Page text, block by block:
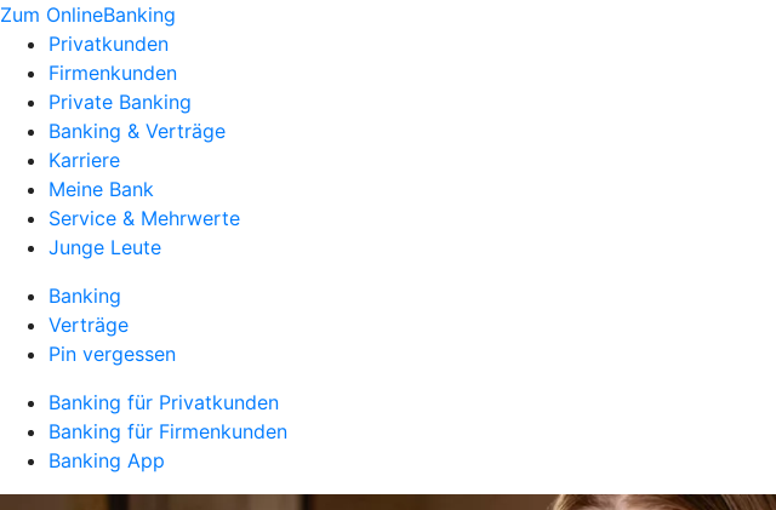
Zum OnlineBanking
Privatkunden
Firmenkunden
Private Banking
Banking & Verträge
Karriere
Meine Bank
Service & Mehrwerte
Junge Leute
Banking
Verträge
Pin vergessen
Banking für Privatkunden
Banking für Firmenkunden
Banking App